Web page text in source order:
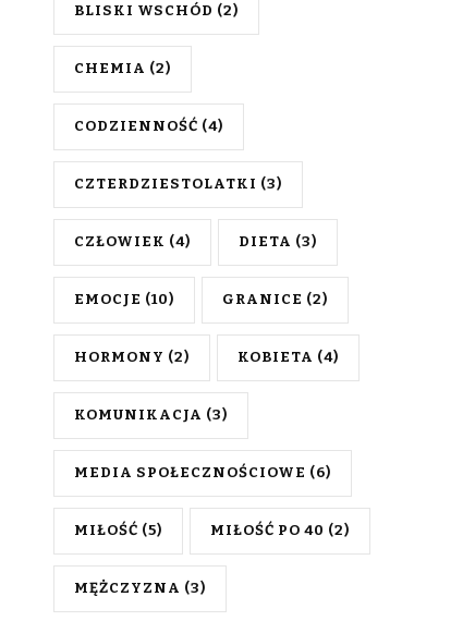
BLISKI WSCHÓD (2)
CHEMIA (2)
CODZIENNOŚĆ (4)
CZTERDZIESTOLATKI (3)
CZŁOWIEK (4) DIETA (3)
EMOCJE (10) GRANICE (2)
HORMONY (2) KOBIETA (4)
KOMUNIKACJA (3)
MEDIA SPOŁECZNOŚCIOWE (6)
MIŁOŚĆ (5) MIŁOŚĆ PO 40 (2)
MĘŻCZYZNA (3)